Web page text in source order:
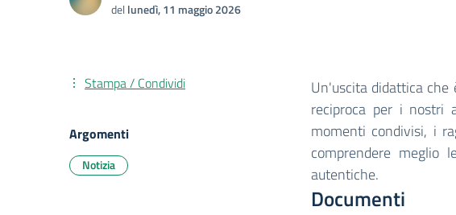
dellunedì, 11 maggio 2026
Un'uscita didattica che
reciproca per i nostri
momenti condivisi, i
comprendere meglio
autentiche.
Documenti
Stampa / Condividi
Argomenti
Notizia